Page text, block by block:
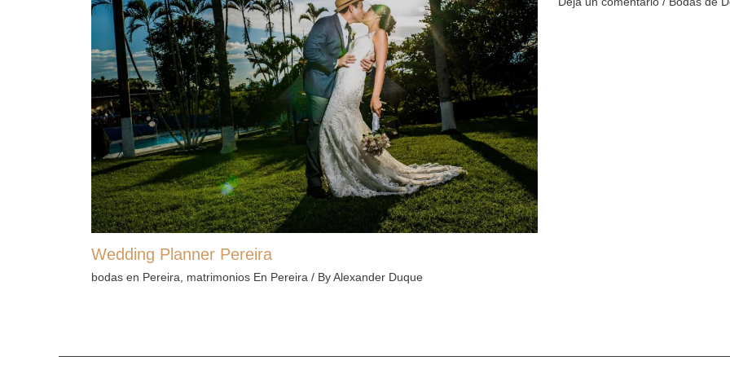
Wedding Planner Pereira
bodas en Pereira matrimonios En Pereira / ByAlexander Duque